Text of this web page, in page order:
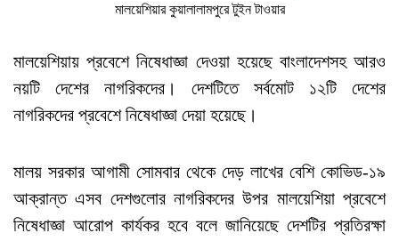
মালয়েশিয়ার কুয়ালালামপুরে টুইন টাওয়ার
মালয়েশিয়ায় প্রবেশে নিষেধাজ্ঞা দেওয়া হয়েছে বাংলাদেশসহ আরও
নয়টি দেশের নাগরিকদের। দেশটিতে সর্বমোট ১২টি দেশের
নাগরিকদের প্রবেশে নিষেধাজ্ঞা দেয়া হয়েছে।
মালয় সরকার আগামী সোমবার থেকে দেড় লাখের বেশি কোভিড-১৯
আক্রান্ত এসব দেশগুলোর নাগরিকদের উপর মালয়েশিয়া প্রবেশে
নিষেধাজ্ঞা আরোপ কার্যকর হবে বলে জানিয়েছে দেশটির প্রতিরক্ষা